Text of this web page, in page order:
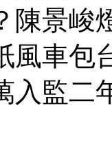
陳景峻
風車包
入監二